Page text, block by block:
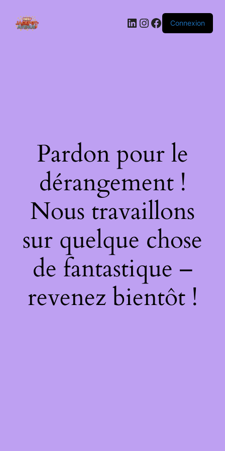
LinkedIn
Instagram
Facebook
Connexion
Pardon pour le
dérangement !
Nous travaillons
sur quelque chose
de fantastique –
revenez bientôt !